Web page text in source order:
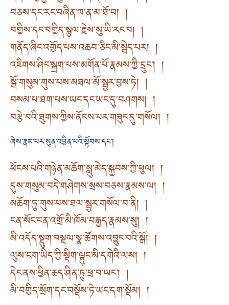
བཅས་དང་རང་བཞིན་ཁ་ན་མ་ཐོ་བ། །
བགྱིས་དང་བགྱིད་སྩལ་རྗེས་སུ་ཡི་རང་བ། །
གནོད་ཞིང་འགྱོད་པས་འཆབ་ཅིང་མི་སྦེད་པར། །
འཇིགས་ཤིང་སྐྲག་པས་མགོན་པོ་རྣམས་ཀྱི་དྲུང་། །
སྒོ་གསུམ་གུས་པས་མཐལ་མོ་སྦྱར་བྱས་ཏེ། །
བསམ་པ་ཐག་པས་ཡང་དང་ཡང་དུ་བཤགས། །
བརྩེ་བའི་ཐུགས་ཀྱིས་ནོངས་པར་གཟུང་དུ་གསོལ། །
ཞེས་རྣམ་པར་སུན་འབྱིན་པའི་སྟོབས་དང་།
ཕོངས་པའི་གཉེན་མཆོག་སླུ་མེད་སྐྱབས་ཀྱི་ཕུལ། །
དུས་གསུམ་བདེ་གཤེགས་སྲས་བཅས་རྣམས་ལ། །
མཆོག་ཏུ་གུས་པས་ཐལ་སྦྱར་གསོལ་བ་ནི། །
ངན་སོང་ངན་འགྲོ་མི་ཁོམ་བརྒྱད་རྣམས་སུ། །
མི་འདོད་སྡུག་བསྔལ་སྣ་ཚོགས་འབྱུང་བའི་སྒོ། །
ལུས་ངག་ཡིད་ཀྱི་སྡིག་ལྟུང་མི་དགེའི་ལས། །
དེང་ནས་ཕྱིན་ཆད་ཤིན་ཏུ་ཕྲ་བ་ཡང་། །
མི་བགྱིད་སྲོག་དང་བསྡོས་ཏེ་ཡང་དག་སྡོམ། །